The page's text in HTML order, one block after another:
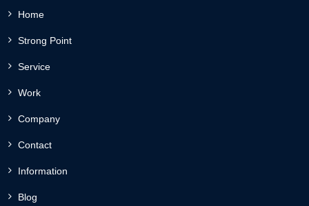
Home
Strong Point
Service
Work
Company
Contact
Information
Blog